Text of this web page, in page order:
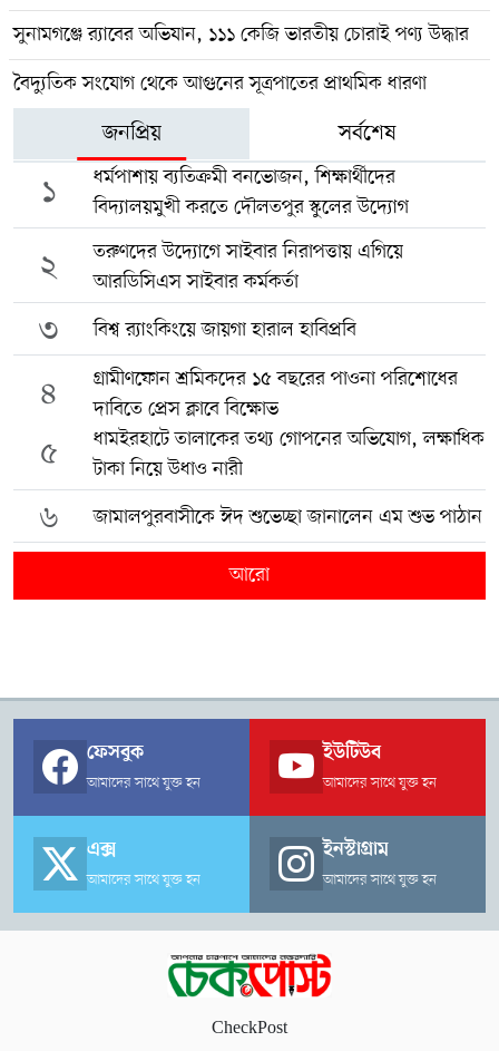
সুনামগঞ্জে র‍্যাবের অভিযান, ১১১ কেজি ভারতীয় চোরাই পণ্য উদ্ধার
বৈদ্যুতিক সংযোগ থেকে আগুনের সূত্রপাতের প্রাথমিক ধারণা
জনপ্রিয় সর্বশেষ
১
ধর্মপাশায় ব্যতিক্রমী বনভোজন, শিক্ষার্থীদের
বিদ্যালয়মুখী করতে দৌলতপুর স্কুলের উদ্যোগ
২
তরুণদের উদ্যোগে সাইবার নিরাপত্তায় এগিয়ে
আরডিসিএস সাইবার কর্মকর্তা
৩ বিশ্ব র‍্যাংকিংয়ে জায়গা হারাল হাবিপ্রবি
৪
গ্রামীণফোন শ্রমিকদের ১৫ বছরের পাওনা পরিশোধের
দাবিতে প্রেস ক্লাবে বিক্ষোভ
৫
ধামইরহাটে তালাকের তথ্য গোপনের অভিযোগ, লক্ষাধিক
টাকা নিয়ে উধাও নারী
৬ জামালপুরবাসীকে ঈদ শুভেচ্ছা জানালেন এম শুভ পাঠান
আরো
ফেসবুক
আমাদের সাথে যুক্ত হন
ইউটিউব
আমাদের সাথে যুক্ত হন
এক্স
আমাদের সাথে যুক্ত হন
ইনস্টাগ্রাম
আমাদের সাথে যুক্ত হন
CheckPost